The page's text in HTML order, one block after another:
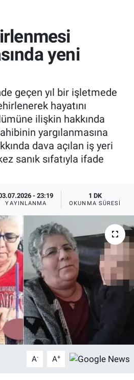
yeni
geçen yıl bir işletmede
hayatını
ilişkin hakkında
yargılanmasına
dava açılan iş yeri
sanık sıfatıyla ifade
- 23:19
YAYINLANMA
1 DK
OKUNMA SÜRESI
A- A+